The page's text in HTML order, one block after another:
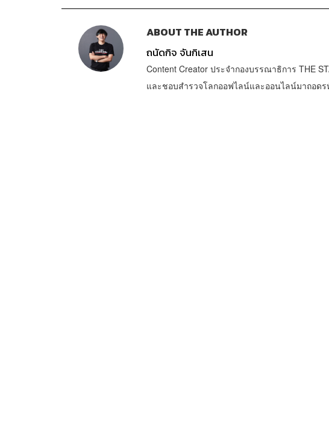
ABOUT THE AUTHOR
ถนัดกิจ จันกิเสน
Content Creator ประจำกองบรรณาธิการ THE
และชอบสำรวจโลกออฟไลน์และออนไลน์มาถอดร